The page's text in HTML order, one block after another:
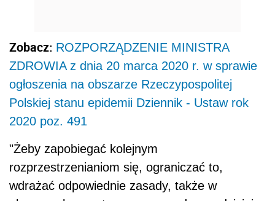
Zobacz: ROZPORZĄDZENIE MINISTRA
ZDROWIA z dnia 20 marca 2020 r. w sprawie
ogłoszenia na obszarze Rzeczypospolitej
Polskiej stanu epidemii Dziennik - Ustaw rok
2020 poz. 491
"Żeby zapobiegać kolejnym
rozprzestrzenianiom się, ograniczać to,
wdrażać odpowiednie zasady, także w